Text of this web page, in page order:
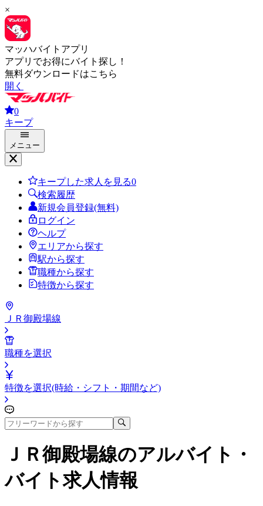
×
マッハバイトアプリ
アプリでお得にバイト探し！
無料ダウンロードはこちら
開く
0
キープ
メニュー
キープした求人を見る0
検索履歴
新規会員登録(無料)
ログイン
ヘルプ
エリアから探す
駅から探す
職種から探す
特徴から探す
ＪＲ御殿場線
職種を選択
特徴を選択(時給・シフト・期間など)
ＪＲ御殿場線のアルバイト・
バイト求人情報